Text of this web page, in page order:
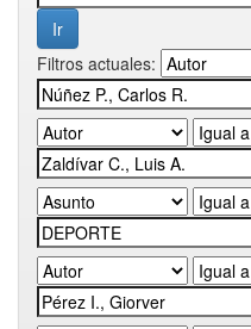
Filtros actuales: